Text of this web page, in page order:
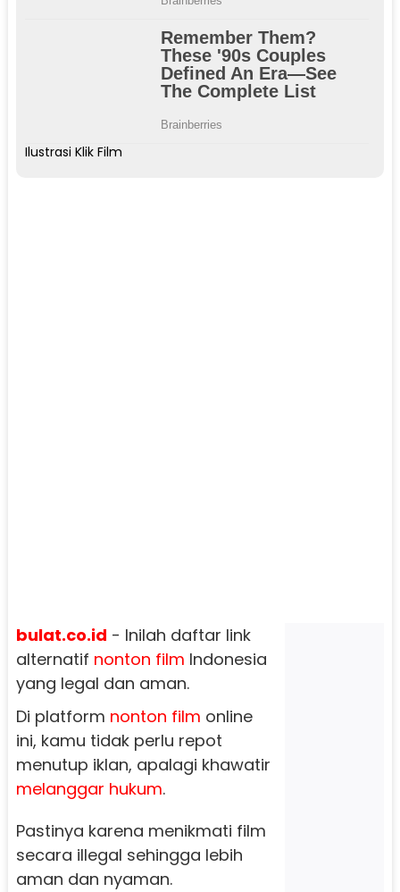
Ilustrasi Klik Film
bulat.co.id - Inilah daftar link
alternatif nonton film Indonesia
yang legal dan aman.
Di platform nonton film online
ini, kamu tidak perlu repot
menutup iklan, apalagi khawatir
melanggar hukum.
Pastinya karena menikmati film
secara illegal sehingga lebih
aman dan nyaman.